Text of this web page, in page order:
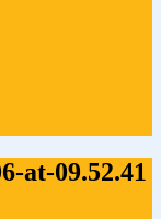
at-09.52.41